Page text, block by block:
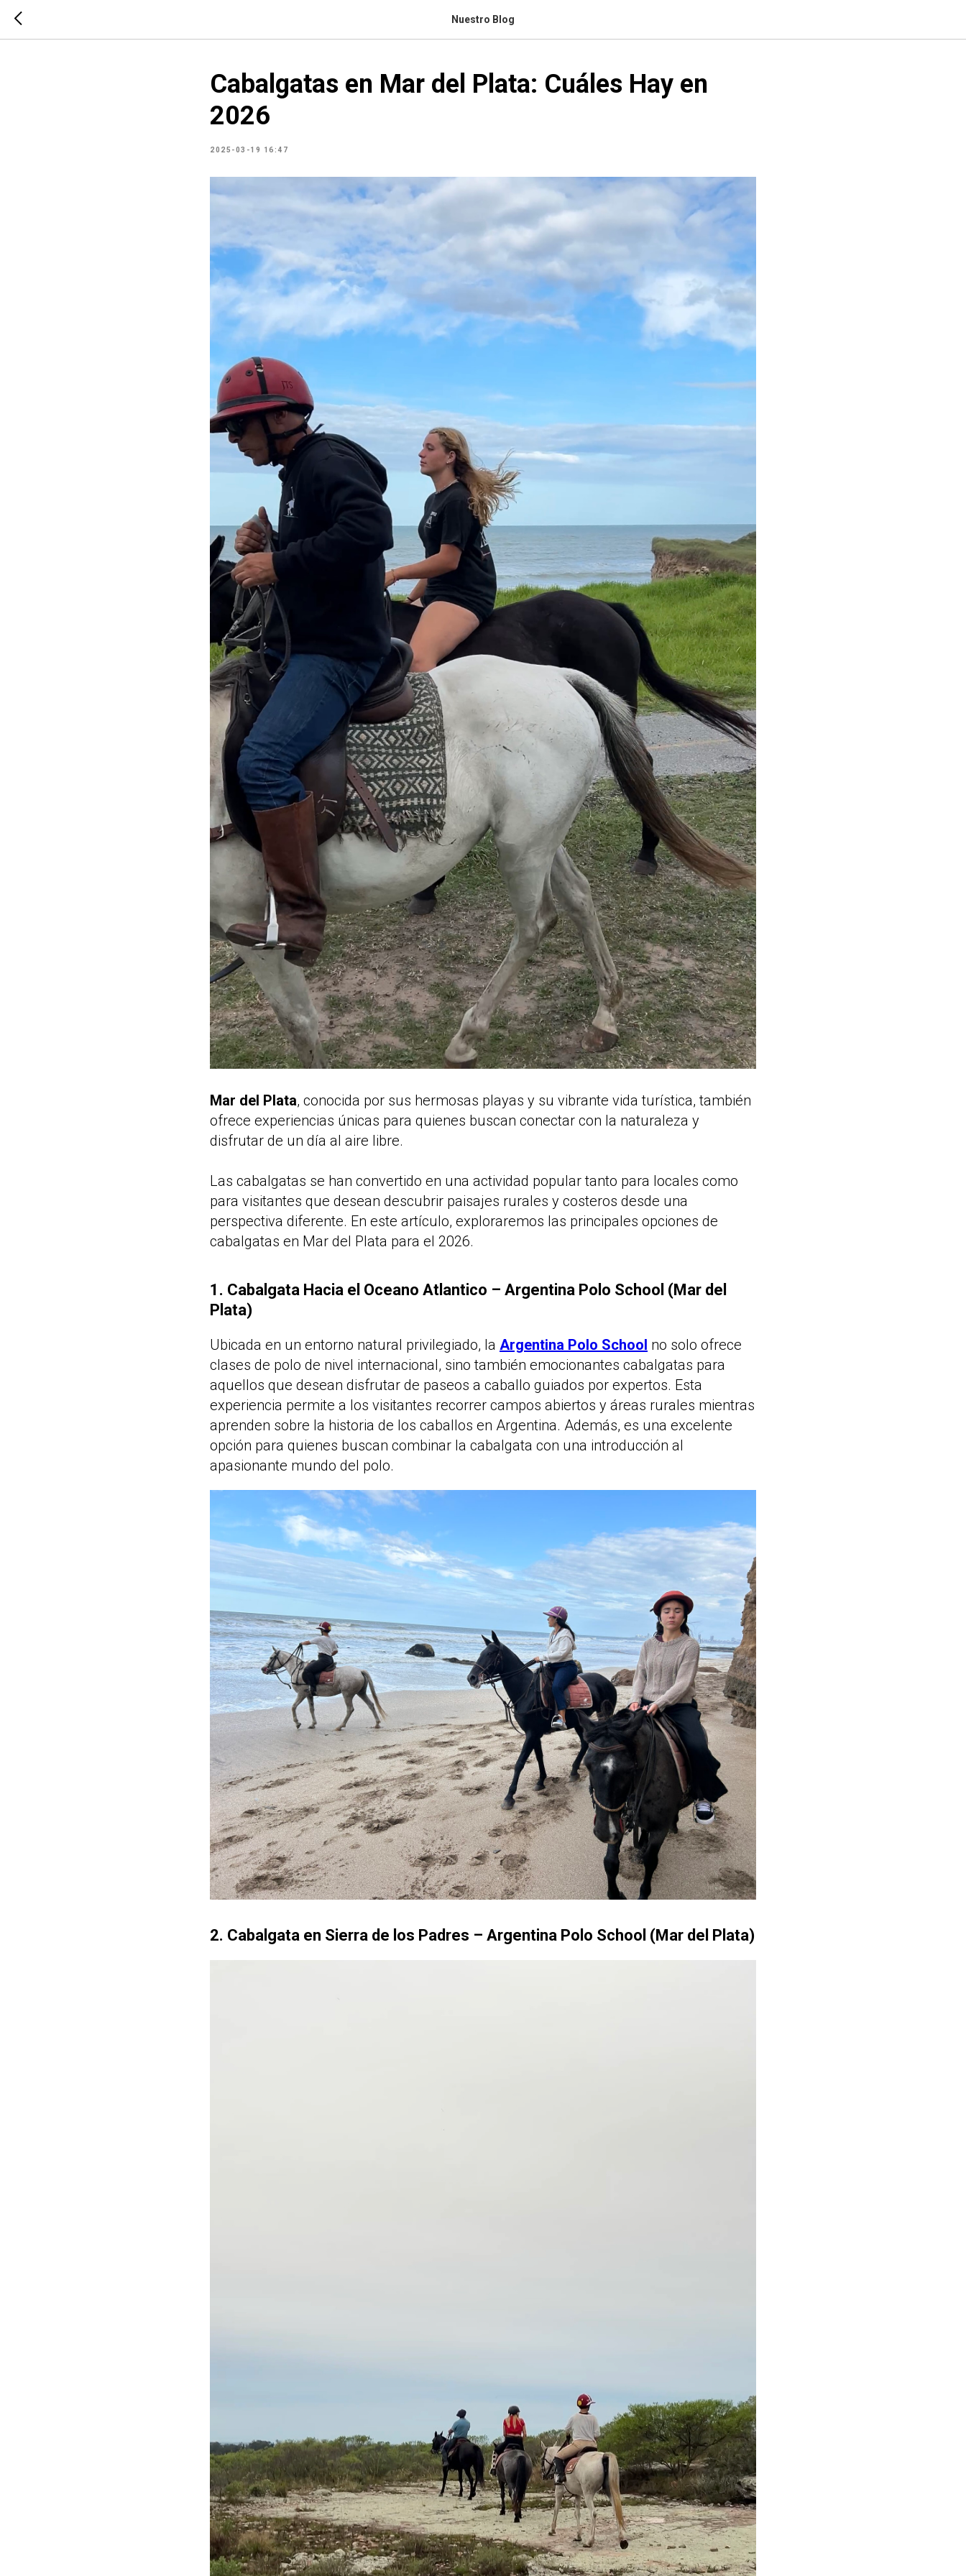
Nuestro Blog
Cabalgatas en Mar del Plata: Cuáles Hay en
2026
2025-03-19 16:47
Mar del Plata, conocida por sus hermosas playas y su vibrante vida turística, también
ofrece experiencias únicas para quienes buscan conectar con la naturaleza y
disfrutar de un día al aire libre.
Las cabalgatas se han convertido en una actividad popular tanto para locales como
para visitantes que desean descubrir paisajes rurales y costeros desde una
perspectiva diferente. En este artículo, exploraremos las principales opciones de
cabalgatas en Mar del Plata para el 2026.
1. Cabalgata Hacia el Oceano Atlantico – Argentina Polo School (Mar del
Plata)
Ubicada en un entorno natural privilegiado, la Argentina Polo School no solo ofrece
clases de polo de nivel internacional, sino también emocionantes cabalgatas para
aquellos que desean disfrutar de paseos a caballo guiados por expertos. Esta
experiencia permite a los visitantes recorrer campos abiertos y áreas rurales mientras
aprenden sobre la historia de los caballos en Argentina. Además, es una excelente
opción para quienes buscan combinar la cabalgata con una introducción al
apasionante mundo del polo.
2. Cabalgata en Sierra de los Padres – Argentina Polo School (Mar del Plata)